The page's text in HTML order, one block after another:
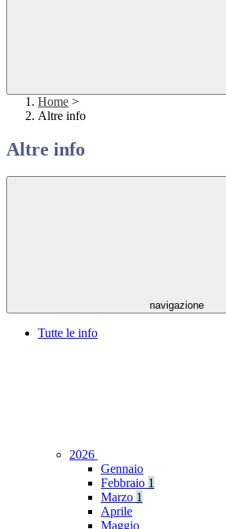
Home >
Altre info
Altre info
navigazione
Tutte le info
2026
Gennaio
Febbraio 1
Marzo 1
Aprile
Maggio